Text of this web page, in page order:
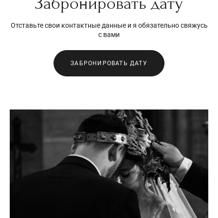
Отставьте свои контактные данные и я обязательно свяжусь
с вами
ЗАБРОНИРОВАТЬ ДАТУ